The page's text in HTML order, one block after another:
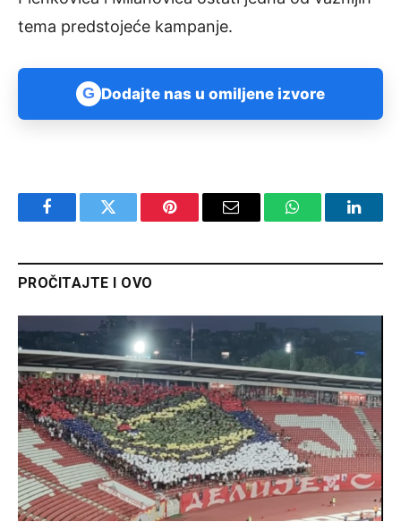
tema predstojeće kampanje.
G Dodajte nas u omiljene izvore
FacebookTwitter Pinterest Email WhatsApp
PROČITAJTE I OVO